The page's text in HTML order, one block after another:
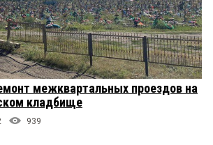
межквартальных проездов на
кладбище
939